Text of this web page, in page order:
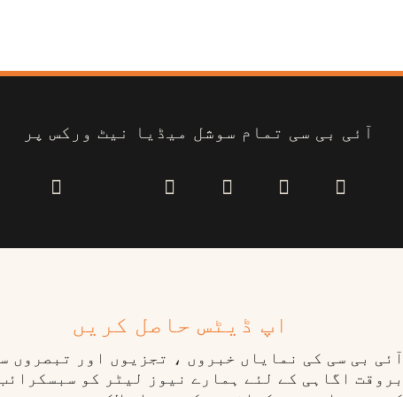
آئی بی سی تمام سوشل میڈیا نیٹ ورکس پر
اپ ڈیٹس حاصل کریں
آئی بی سی کی نمایاں خبروں ، تجزیوں اور تبصروں
بروقت اگاہی کے لئے ہمارے نیوز لیٹر کو